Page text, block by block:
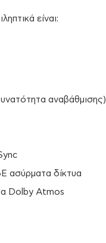
είναι:
αναβάθμισης)
ασύρματα δίκτυα
Dolby Atmos